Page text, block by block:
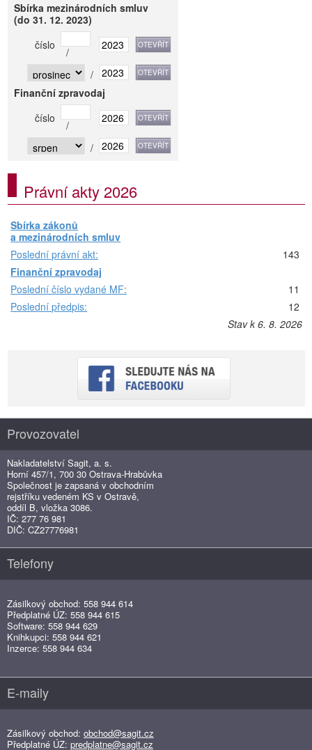
Sbírka mezinárodních smluv
(do 31. 12. 2023)
číslo
/
/
Finanční zpravodaj
číslo
/
/
Právní akty 2026
Sbírka zákonů
a mezinárodních smluv
Poslední právní akt:
143
Finanční zpravodaj
Poslední číslo vydané MF:
11
Poslední předpis:
12
Stav k 6. 8. 2026
Provozovatel
Nakladatelství Sagit, a. s.
Horní 457/1, 700 30 Ostrava-Hrabůvka
Společnost je zapsaná v obchodním
rejstříku vedeném KS v Ostravě,
oddíl B, vložka 3086.
IČ: 277 76 981
DIČ: CZ27776981
Telefony
Zásilkový obchod: 558 944 614
Předplatné ÚZ: 558 944 615
Software: 558 944 629
Knihkupci: 558 944 621
Inzerce: 558 944 634
E-maily
Zásilkový obchod: obchod@sagit.cz
Předplatné ÚZ: predplatne@sagit.cz